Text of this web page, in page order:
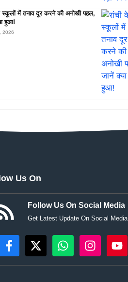
स्कूलों में तनाव दूर करने की अनोखी पहल,
हुआ!
2026
Us On
Follow Us On Social Media
Get Latest Update On Social Media